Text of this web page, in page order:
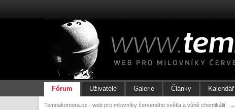
Fórum Uživatelé Galerie Články Kalendář
Temnakomora.cz - web pro milovníky červeného světla a vůně chemikálií →